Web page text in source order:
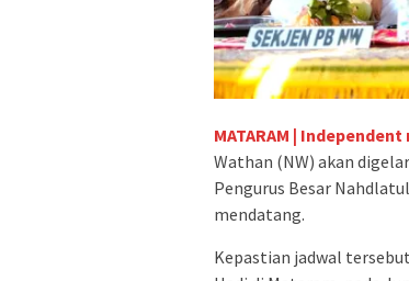
MATARAM | Independent
Wathan (NW) akan
Pengurus Besar
mendatang.
Kepastian jadwal